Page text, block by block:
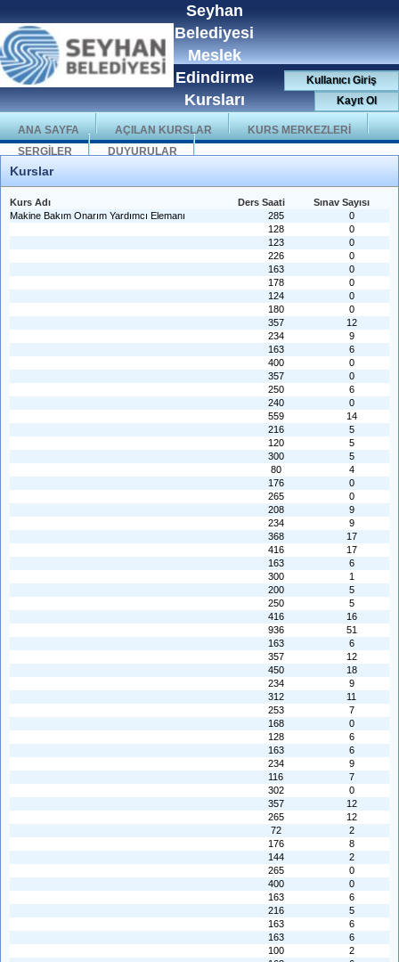
Seyhan
Belediyesi
Meslek
Edindirme
Kursları
Kullanıcı Giriş
Kayıt Ol
ANA SAYFA AÇILAN KURSLAR
KURS MERKEZLERİ
SERGİLER
DUYURULAR
Kurslar
Kurs Adı Ders Saati
Sınav Sayısı
Makine Bakım Onarım Yardımcı Elemanı
285
0
128
0
123
0
226
0
163
0
178
0
124
0
180
0
357
12
234
9
163
6
400
0
357
0
250
6
240
0
559
14
216
5
120
5
300
5
80
4
176
0
265
0
208
9
234
9
368
17
416
17
163
6
300
1
200
5
250
5
416
16
936
51
163
6
357
12
450
18
234
9
312
11
253
7
168
0
128
6
163
6
234
9
116
7
302
0
357
12
265
12
72
2
176
8
144
2
265
0
400
0
163
6
216
5
163
6
163
6
100
2